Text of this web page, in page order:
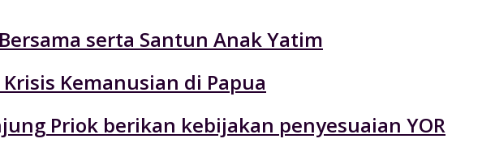
serta Santun Anak Yatim
Kemanusian di Papua
Priok berikan kebijakan penyesuaian YOR